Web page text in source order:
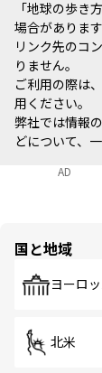
「地球の歩き
場合があります
リンク先のコ
りません。
ご利用の際は
用ください。
弊社では情報
どについて、
AD
国と地域
ヨーロ
北米